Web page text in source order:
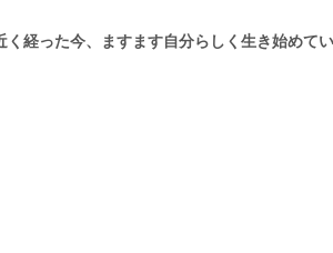
く経った今、ますます自分らしく生き始めて